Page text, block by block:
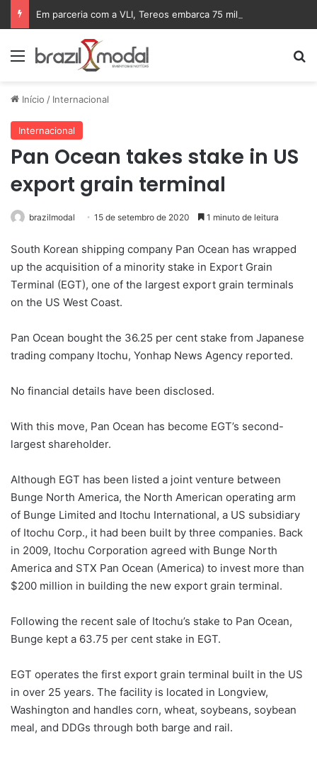
Menu
Início / Internacional
Internacional
Pan Ocean takes stake in US
export grain terminal
brazilmodal 15 de setembro de 2020 1 minuto de leitura
South Korean shipping company Pan Ocean has wrapped
up the acquisition of a minority stake in Export Grain
Terminal (EGT), one of the largest export grain terminals
on the US West Coast.
Pan Ocean bought the 36.25 per cent stake from Japanese
trading company Itochu, Yonhap News Agency reported.
No financial details have been disclosed.
With this move, Pan Ocean has become EGT’s second-
largest shareholder.
Although EGT has been listed a joint venture between
Bunge North America, the North American operating arm
of Bunge Limited and Itochu International, a US subsidiary
of Itochu Corp., it had been built by three companies. Back
in 2009, Itochu Corporation agreed with Bunge North
America and STX Pan Ocean (America) to invest more than
$200 million in building the new export grain terminal.
Following the recent sale of Itochu’s stake to Pan Ocean,
Bunge kept a 63.75 per cent stake in EGT.
EGT operates the first export grain terminal built in the US
in over 25 years. The facility is located in Longview,
Washington and handles corn, wheat, soybeans, soybean
meal, and DDGs through both barge and rail.